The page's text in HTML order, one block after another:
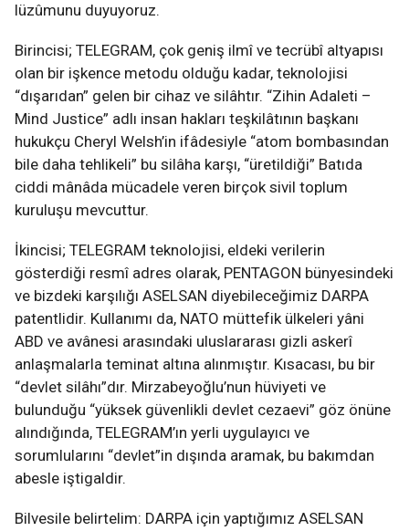
lüzûmunu duyuyoruz.
Birincisi; TELEGRAM, çok geniş ilmî ve tecrübî altyapısı
olan bir işkence metodu olduğu kadar, teknolojisi
“dışarıdan” gelen bir cihaz ve silâhtır. “Zihin Adaleti –
Mind Justice” adlı insan hakları teşkilâtının başkanı
hukukçu Cheryl Welsh’in ifâdesiyle “atom bombasından
bile daha tehlikeli” bu silâha karşı, “üretildiği” Batıda
ciddi mânâda mücadele veren birçok sivil toplum
kuruluşu mevcuttur.
İkincisi; TELEGRAM teknolojisi, eldeki verilerin
gösterdiği resmî adres olarak, PENTAGON bünyesindeki
ve bizdeki karşılığı ASELSAN diyebileceğimiz DARPA
patentlidir. Kullanımı da, NATO müttefik ülkeleri yâni
ABD ve avânesi arasındaki uluslararası gizli askerî
anlaşmalarla teminat altına alınmıştır. Kısacası, bu bir
“devlet silâhı”dır. Mirzabeyoğlu’nun hüviyeti ve
bulunduğu “yüksek güvenlikli devlet cezaevi” göz önüne
alındığında, TELEGRAM’ın yerli uygulayıcı ve
sorumlularını “devlet”in dışında aramak, bu bakımdan
abesle iştigaldir.
Bilvesile belirtelim: DARPA için yaptığımız ASELSAN